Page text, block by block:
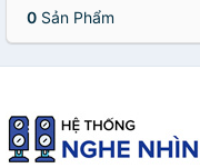
0 Sản Phẩm